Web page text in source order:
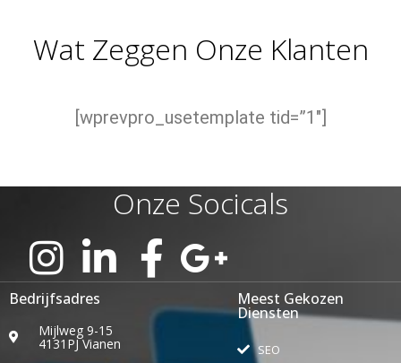
Wat Zeggen Onze Klanten
[wprevpro_usetemplate tid=”1″]
Onze Socicals
Bedrijfsadres
Mijlweg 9-15
4131PJ Vianen
Meest Gekozen
Diensten
SEO